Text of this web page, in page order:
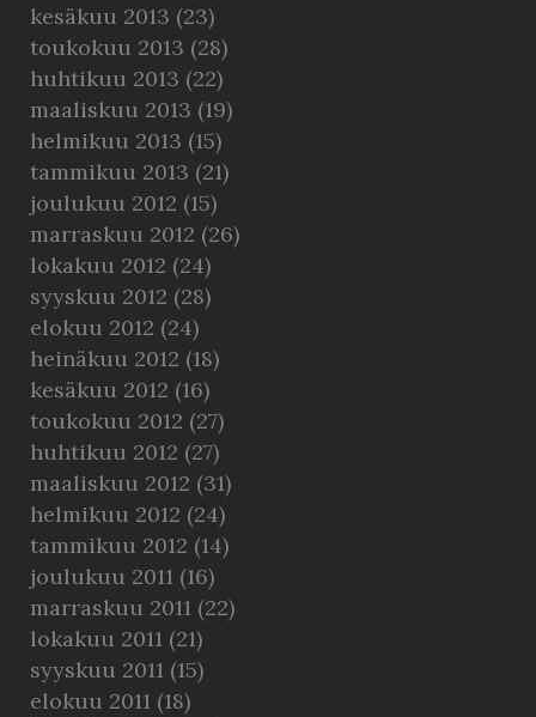
kesäkuu 2013 (23)
toukokuu 2013 (28)
huhtikuu 2013 (22)
maaliskuu 2013 (19)
helmikuu 2013 (15)
tammikuu 2013 (21)
joulukuu 2012 (15)
marraskuu 2012 (26)
lokakuu 2012 (24)
syyskuu 2012 (28)
elokuu 2012 (24)
heinäkuu 2012 (18)
kesäkuu 2012 (16)
toukokuu 2012 (27)
huhtikuu 2012 (27)
maaliskuu 2012 (31)
helmikuu 2012 (24)
tammikuu 2012 (14)
joulukuu 2011 (16)
marraskuu 2011 (22)
lokakuu 2011 (21)
syyskuu 2011 (15)
elokuu 2011 (18)